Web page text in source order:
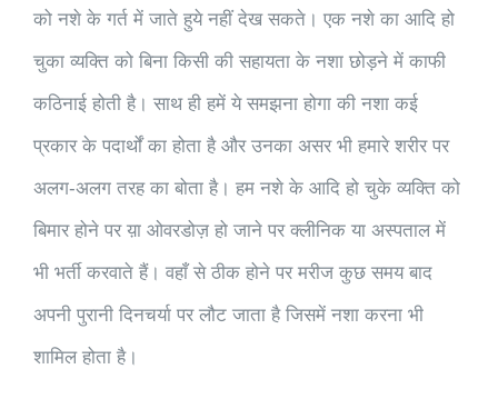
को नशे के गर्त में जाते हुये नहीं देख सकते। एक नशे का आदि हो
चुका व्यक्ति को बिना किसी की सहायता के नशा छोड़ने में काफी
कठिनाई होती है। साथ ही हमें ये समझना होगा की नशा कई
प्रकार के पदार्थों का होता है और उनका असर भी हमारे शरीर पर
अलग-अलग तरह का बोता है। हम नशे के आदि हो चुके व्यक्ति को
बिमार होने पर य़ा ओवरडोज़ हो जाने पर क्लीनिक या अस्पताल में
भी भर्ती करवाते हैं। वहाँ से ठीक होने पर मरीज कुछ समय बाद
अपनी पुरानी दिनचर्या पर लौट जाता है जिसमें नशा करना भी
शामिल होता है।